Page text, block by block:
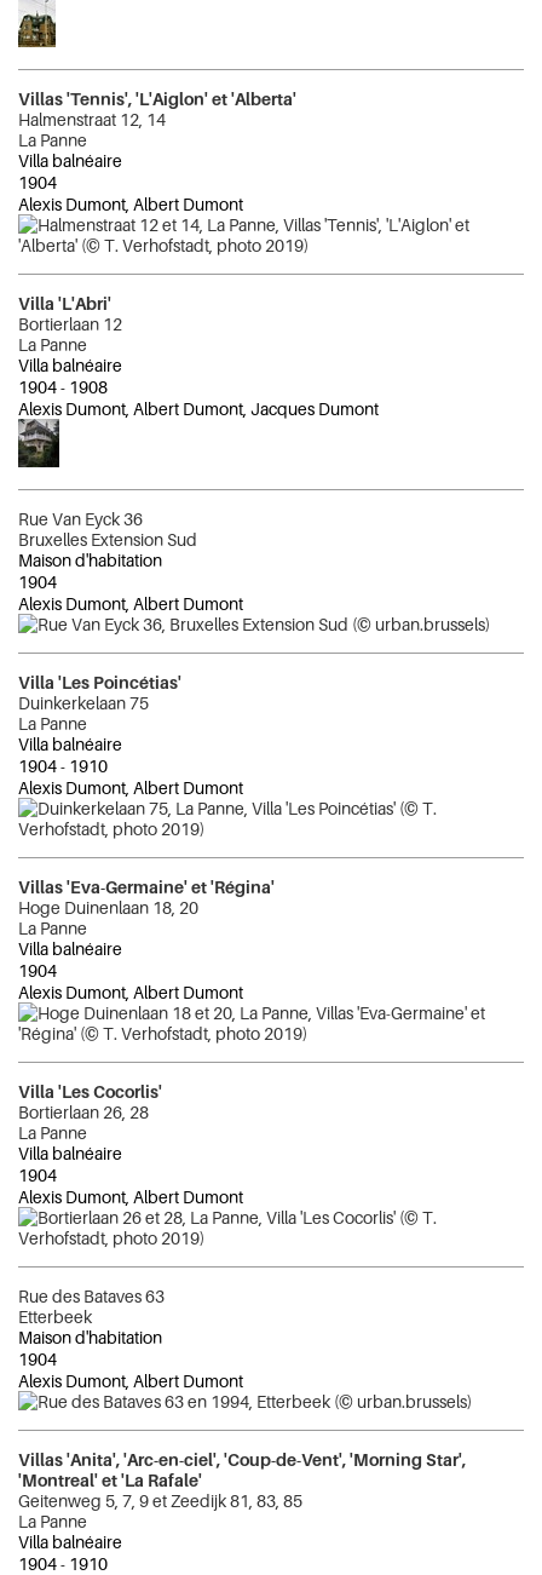
Villas 'Tennis', 'L'Aiglon' et 'Alberta'
Halmenstraat 12, 14
La Panne
Villa balnéaire
1904
Alexis Dumont, Albert Dumont
Villa 'L'Abri'
Bortierlaan 12
La Panne
Villa balnéaire
1904- 1908
Alexis Dumont, Albert Dumont, Jacques Dumont
Rue Van Eyck 36
Bruxelles Extension Sud
Maison d'habitation
1904
Alexis Dumont, Albert Dumont
Villa 'Les Poincétias'
Duinkerkelaan 75
La Panne
Villa balnéaire
1904- 1910
Alexis Dumont, Albert Dumont
Villas 'Eva-Germaine' et 'Régina'
Hoge Duinenlaan 18, 20
La Panne
Villa balnéaire
1904
Alexis Dumont, Albert Dumont
Villa 'Les Cocorlis'
Bortierlaan 26, 28
La Panne
Villa balnéaire
1904
Alexis Dumont, Albert Dumont
Rue des Bataves 63
Etterbeek
Maison d'habitation
1904
Alexis Dumont, Albert Dumont
Villas 'Anita', 'Arc-en-ciel', 'Coup-de-Vent', 'Morning Star',
'Montreal' et 'La Rafale'
Geitenweg 5, 7, 9 et Zeedijk 81, 83, 85
La Panne
Villa balnéaire
1904- 1910